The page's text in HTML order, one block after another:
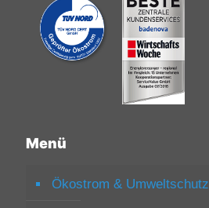
Menü
Ökostrom & Umweltschutz